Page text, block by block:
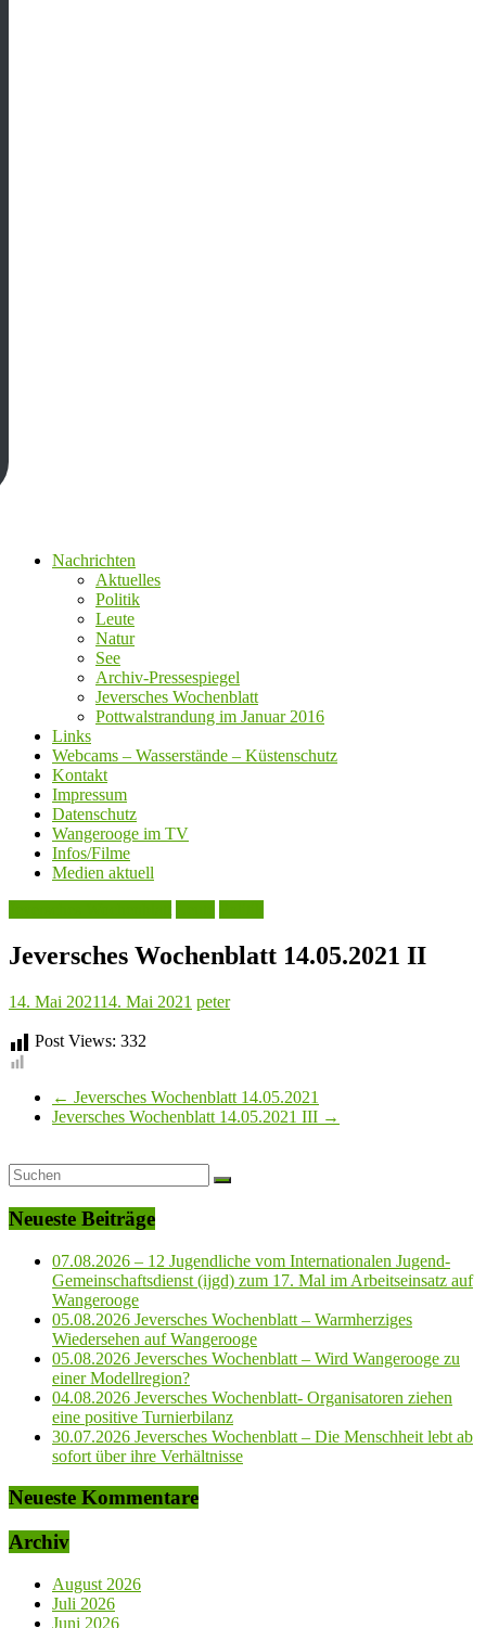
Nachrichten
Aktuelles
Politik
Leute
Natur
See
Archiv-Pressespiegel
Jeversches Wochenblatt
Pottwalstrandung im Januar 2016
Links
Webcams – Wasserstände – Küstenschutz
Kontakt
Impressum
Datenschutz
Wangerooge im TV
Infos/Filme
Medien aktuell
Jeversches Wochenblatt 14.05.2021 II
14. Mai 202114. Mai 2021 peter
Post Views: 332
← Jeversches Wochenblatt 14.05.2021
Jeversches Wochenblatt 14.05.2021 III →
Neueste Beiträge
07.08.2026 – 12 Jugendliche vom Internationalen Jugend-
Gemeinschaftsdienst (ijgd) zum 17. Mal im Arbeitseinsatz auf
Wangerooge
05.08.2026 Jeversches Wochenblatt – Warmherziges
Wiedersehen auf Wangerooge
05.08.2026 Jeversches Wochenblatt – Wird Wangerooge zu
einer Modellregion?
04.08.2026 Jeversches Wochenblatt- Organisatoren ziehen
eine positive Turnierbilanz
30.07.2026 Jeversches Wochenblatt – Die Menschheit lebt ab
sofort über ihre Verhältnisse
Neueste Kommentare
Archiv
August 2026
Juli 2026
Juni 2026